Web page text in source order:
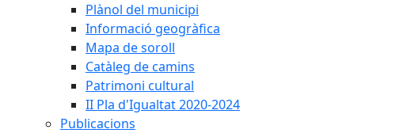
Plànol del municipi
Informació geogràfica
Mapa de soroll
Catàleg de camins
Patrimoni cultural
II Pla d'Igualtat 2020-2024
Publicacions